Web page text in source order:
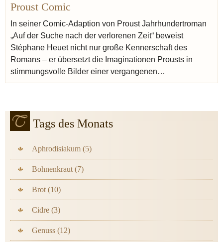
Proust Comic
In seiner Comic-Adaption von Proust Jahrhundertroman
„Auf der Suche nach der verlorenen Zeit“ beweist
Stéphane Heuet nicht nur große Kennerschaft des
Romans – er übersetzt die Imaginationen Prousts in
stimmungsvolle Bilder einer vergangenen…
Tags des Monats
Aphrodisiakum (5)
Bohnenkraut (7)
Brot (10)
Cidre (3)
Genuss (12)